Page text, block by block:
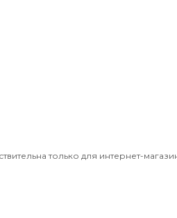
только для интернет-